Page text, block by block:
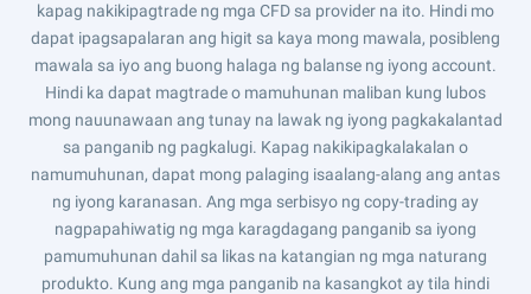
kapag nakikipagtrade ng mga CFD sa provider na ito. Hindi mo
dapat ipagsapalaran ang higit sa kaya mong mawala, posibleng
mawala sa iyo ang buong halaga ng balanse ng iyong account.
Hindi ka dapat magtrade o mamuhunan maliban kung lubos
mong nauunawaan ang tunay na lawak ng iyong pagkakalantad
sa panganib ng pagkalugi. Kapag nakikipagkalakalan o
namumuhunan, dapat mong palaging isaalang-alang ang antas
ng iyong karanasan. Ang mga serbisyo ng copy-trading ay
nagpapahiwatig ng mga karagdagang panganib sa iyong
pamumuhunan dahil sa likas na katangian ng mga naturang
produkto. Kung ang mga panganib na kasangkot ay tila hindi